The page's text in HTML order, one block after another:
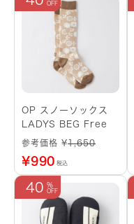
OP スノーソックス
LADYS BEG Free
参考価格 ¥1,650
¥990 税込
40